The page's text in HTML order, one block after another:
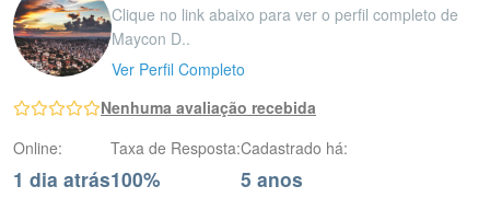
Clique no link abaixo para ver o perfil completo de
Maycon D..
Ver Perfil Completo
Nenhuma avaliação recebida
Online:
1 dia atrás
Taxa de Resposta:
100%
Cadastrado há:
5 anos